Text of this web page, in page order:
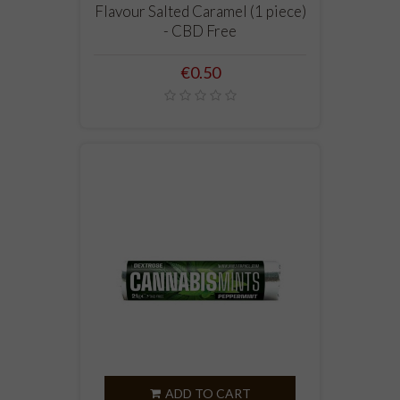
Flavour Salted Caramel (1 piece)
- CBD Free
Price
€0.50
ADD TO CART